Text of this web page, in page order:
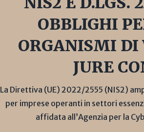
OBBLIGHI
ORGANISMI DI
JURE
La Direttiva (UE) 2022/2555 (NIS2)
per imprese operanti in settori
affidata all’Agenzia per la